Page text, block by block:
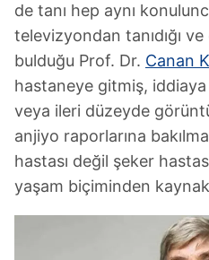
de tanı hep aynı
televizyondan tanıdığı ve
bulduğu Prof. Dr. Canan
hastaneye gitmiş,
veya ileri düzeyde
anjiyo raporlarına
hastası değil şeker
yaşam biçiminden